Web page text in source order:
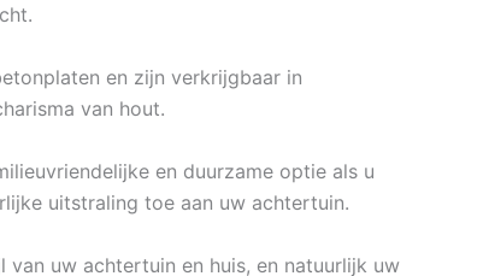
en zijn verkrijgbaar in
van hout.
en duurzame optie als u
uitstraling toe aan uw achtertuin.
uw achtertuin en huis, en natuurlijk uw